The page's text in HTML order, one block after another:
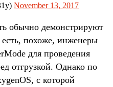
November 13, 2017
обычно демонстрируют
похоже, инженеры
для проведения
отгрузкой. Однако по
с которой